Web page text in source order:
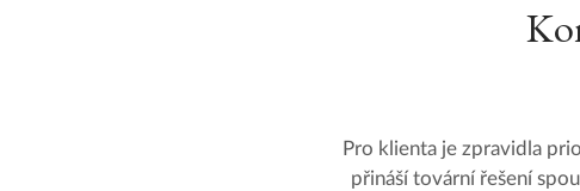
Pro klienta je zpravidla
přináší tovární řešení